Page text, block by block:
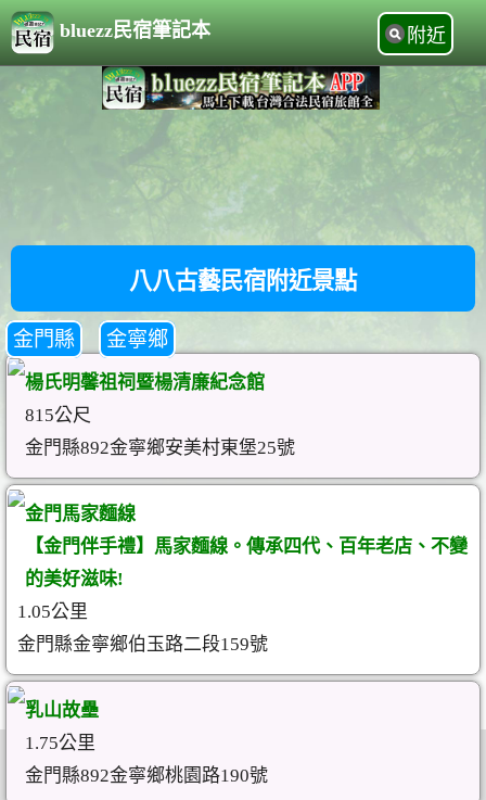
bluezz民宿筆記本 附近
八八古藝民宿附近景點
金門縣 金寧鄉
楊氏明馨祖祠暨楊清廉紀念館
815公尺
金門縣892金寧鄉安美村東堡25號
金門馬家麵線
【金門伴手禮】馬家麵線。傳承四代、百年老店、不變
的美好滋味!
1.05公里
金門縣金寧鄉伯玉路二段159號
乳山故壘
1.75公里
金門縣892金寧鄉桃園路190號